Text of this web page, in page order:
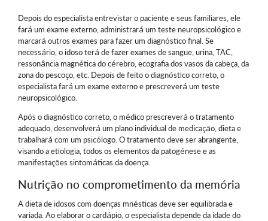
Depois do especialista entrevistar o paciente e seus familiares, ele
fará um exame externo, administrará um teste neuropsicológico e
marcará outros exames para fazer um diagnóstico final. Se
necessário, o idoso terá de fazer exames de sangue, urina, TAC,
ressonância magnética do cérebro, ecografia dos vasos da cabeça, da
zona do pescoço, etc. Depois de feito o diagnóstico correto, o
especialista fará um exame externo e prescreverá um teste
neuropsicológico.
Após o diagnóstico correto, o médico prescreverá o tratamento
adequado, desenvolverá um plano individual de medicação, dieta e
trabalhará com um psicólogo. O tratamento deve ser abrangente,
visando a etiologia, todos os elementos da patogénese e as
manifestações sintomáticas da doença.
Nutrição no comprometimento da memória
A dieta de idosos com doenças mnésticas deve ser equilibrada e
variada. Ao elaborar o cardápio, o especialista depende da idade do